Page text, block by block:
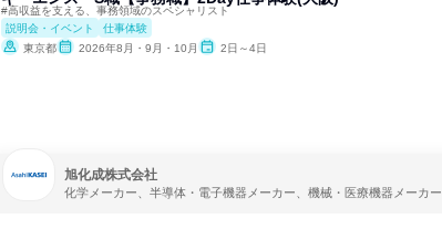
#高収益を支える、事務領域のスペシャリスト
説明会・イベント
仕事体験
東京都
2026年8月・9月・10月 2日～4日
旭化成株式会社
化学メーカー、半導体・電子機器メーカー、機械・医療機器メーカー